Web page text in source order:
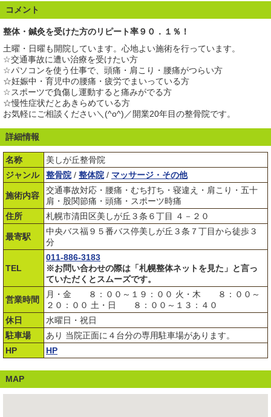
コメント
整体・鍼灸を受けた方のリピート率９０．１％！
土曜・日曜も開院しています。心地よい施術を行っています。
☆交通事故に遭い治療を受けたい方
☆パソコンを使う仕事で、頭痛・肩こり・腰痛がつらい方
☆妊娠中・育児中の腰痛・疲労でまいっている方
☆スポーツで負傷し運動すると痛みがでる方
☆慢性症状だとあきらめている方
お気軽にご相談ください＼(^o^)／開業20年目の整骨院です。
詳細情報
名称
美しが丘整骨院
ジャンル
整骨院 / 整体院 / マッサージ・その他
施術内容
交通事故対応・腰痛・むち打ち・寝違え・肩こり・五十
肩・股関節痛・頭痛・スポーツ時痛
住所
札幌市清田区美しが丘３条６丁目 ４－２０
最寄駅
中央バス福９５番バス停美しが丘３条７丁目から徒歩３
分
TEL
011-886-3183
※お問い合わせの際は「札幌整体ネットを見た」と言っ
ていただくとスムーズです。
営業時間
月・金 ８：００～１９：００ 火・木 ８：００～
２０：００ 土・日 ８：００～１３：４０
休日
水曜日・祝日
駐車場
あり 当院正面に４台分の専用駐車場があります。
HP
HP
MAP